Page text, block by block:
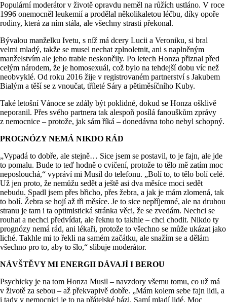
Populární moderátor v životě opravdu neměl na růžích ustláno. V roce
1996 onemocněl leukemií a prodělal několikaletou léčbu, díky opoře
rodiny, která za ním stála, ale všechny strasti překonal.
Bývalou manželku Ivetu, s níž má dcery Lucii a Veroniku, si bral
velmi mladý, takže se musel nechat zplnoletnit, ani s naplněným
manželstvím ale jeho trable neskončily. Po letech Honza přiznal před
celým národem, že je homosexuál, což bylo na tehdejší dobu víc než
neobvyklé. Od roku 2016 žije v registrovaném partnerství s Jakubem
Bialým a těší se z vnoučat, tříleté Sáry a pětiměsíčního Kuby.
Také letošní Vánoce se zdály být poklidné, dokud se Honza ošklivě
neporanil. Přes svého partnera tak alespoň posílá fanouškům zprávy
z nemocnice – protože, jak sám říká – donedávna toho nebyl schopný.
PROGNÓZY NEMÁ NIKDO RÁD
„Vypadá to dobře, ale stejně… Sice jsem se postavil, to je fajn, ale jde
to pomalu. Bude to teď hodně o cvičení, protože to tělo mě zatím moc
neposlouchá,“ vypráví mi Musil do telefonu. „Bolí to, to tělo bolí celé.
Už jen proto, že nemůžu sedět a ještě asi dva měsíce moci sedět
nebudu. Spadl jsem přes břicho, přes žebra, a jak je mám zlomená, tak
to bolí. Žebra se hojí až tři měsíce. Je to sice nepříjemné, ale na druhou
stranu je tam i ta optimistická stránka věci, že se zvedám. Nechci se
rouhat a nechci předvídat, ale řeknu to takhle – chci chodit. Nikdo ty
prognózy nemá rád, ani lékaři, protože to všechno se může ukázat jako
liché. Takhle mi to řekli na samém začátku, ale snažím se a dělám
všechno pro to, aby to šlo,“ slibuje moderátor.
NÁVŠTĚVY MI ENERGII DÁVAJÍ I BEROU
Psychicky je na tom Honza Musil – navzdory všemu tomu, co už má
v životě za sebou – až překvapivě dobře. „Mám kolem sebe fajn lidi, a
i tady v nemocnici je to na přátelské bázi. Samí mladí lidé. Moc